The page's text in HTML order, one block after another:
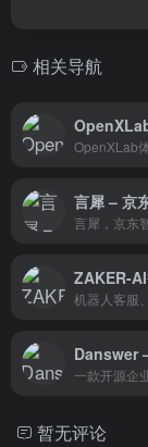
相关导航
ZAKER-
一款开源企
暂无评论